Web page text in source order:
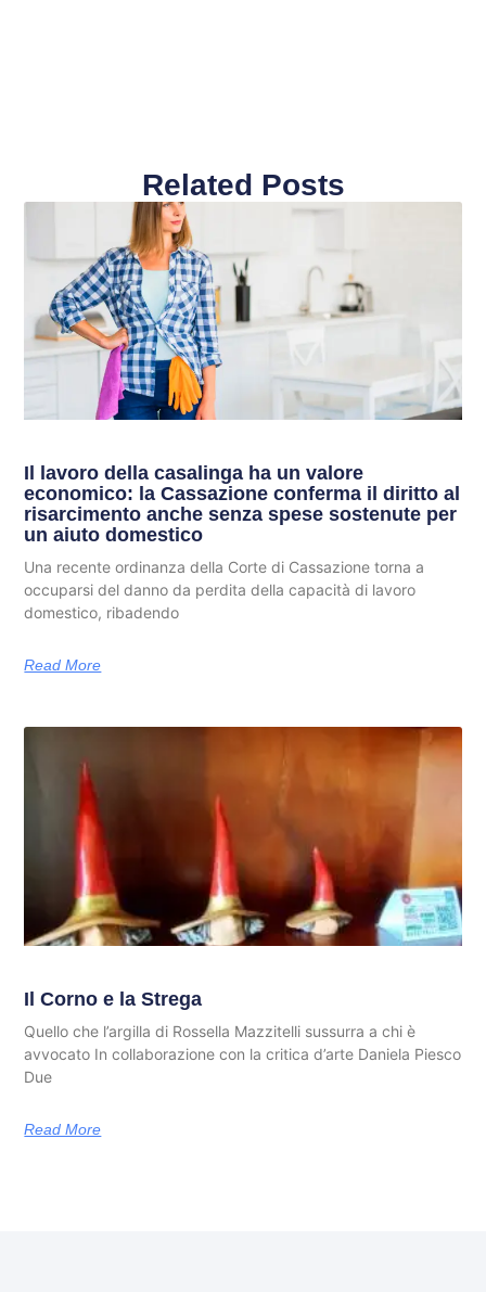
Related Posts
Il lavoro della casalinga ha un valore
economico: la Cassazione conferma il diritto al
risarcimento anche senza spese sostenute per
un aiuto domestico
Una recente ordinanza della Corte di Cassazione torna a
occuparsi del danno da perdita della capacità di lavoro
domestico, ribadendo
Read More
Il Corno e la Strega
Quello che l’argilla di Rossella Mazzitelli sussurra a chi è
avvocato In collaborazione con la critica d’arte Daniela Piesco
Due
Read More